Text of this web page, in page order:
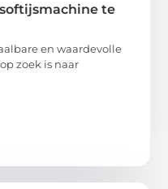
te
en waardevolle
zoek is naar